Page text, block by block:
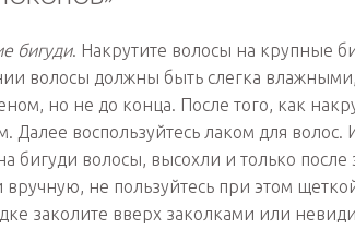
бигуди. Накрутите волосы на крупные
волосы должны быть слегка влажными,
но не до конца. После того, как
воспользуйтесь лаком для волос.
бигуди волосы, высохли и только после
не пользуйтесь при этом
заколите вверх заколками или